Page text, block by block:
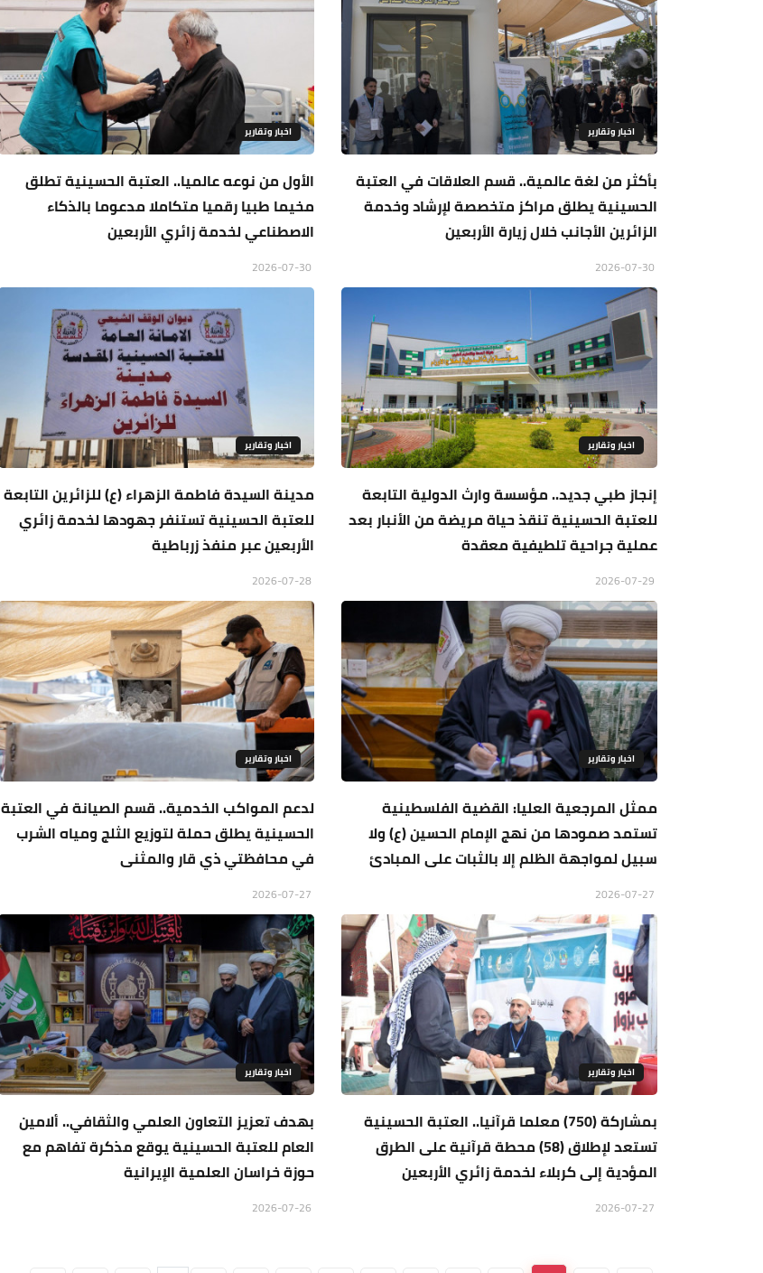
اخبار وتقارير
بأكثر من لغة عالمية.. قسم العلاقات في العتبة
الحسينية يطلق مراكز متخصصة لإرشاد وخدمة
الزائرين الأجانب خلال زيارة الأربعين
اخبار وتقارير
الأول من نوعه عالميا.. العتبة الحسينية تطلق
مخيما طبيا رقميا متكاملا مدعوما بالذكاء
الاصطناعي لخدمة زائري الأربعين
اخبار وتقارير
إنجاز طبي جديد.. مؤسسة وارث الدولية التابعة
للعتبة الحسينية تنقذ حياة مريضة من الأنبار بعد
عملية جراحية تلطيفية معقدة
اخبار وتقارير
مدينة السيدة فاطمة الزهراء (ع) للزائرين التابعة
للعتبة الحسينية تستنفر جهودها لخدمة زائري
الأربعين عبر منفذ زرباطية
اخبار وتقارير
ممثل المرجعية العليا: القضية الفلسطينية
تستمد صمودها من نهج الإمام الحسين (ع) ولا
سبيل لمواجهة الظلم إلا بالثبات على المبادئ
اخبار وتقارير
لدعم المواكب الخدمية.. قسم الصيانة في العتبة
الحسينية يطلق حملة لتوزيع الثلج ومياه الشرب
في محافظتي ذي قار والمثنى
اخبار وتقارير
بمشاركة (750) معلما قرآنيا.. العتبة الحسينية
تستعد لإطلاق (58) محطة قرآنية على الطرق
المؤدية إلى كربلاء لخدمة زائري الأربعين
اخبار وتقارير
بهدف تعزيز التعاون العلمي والثقافي.. ألامين
العام للعتبة الحسينية يوقع مذكرة تفاهم مع
حوزة خراسان العلمية الإيرانية